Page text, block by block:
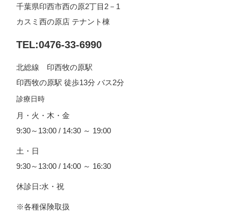
千葉県印西市西の原2丁目2－1
カスミ西の原店 テナント棟
TEL:0476-33-6990
北総線 印西牧の原駅
印西牧の原駅 徒歩13分 バス2分
診療日時
月・火・木・金
9:30～13:00 / 14:30 ～ 19:00
土・日
9:30～13:00 / 14:00 ～ 16:30
休診日:水・祝
※各種保険取扱